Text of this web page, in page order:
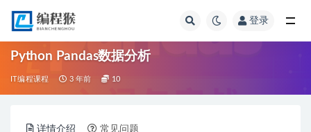
登录
Python Pandas数据分析
IT编程课程 3 年前 10
详情介绍 常见问题